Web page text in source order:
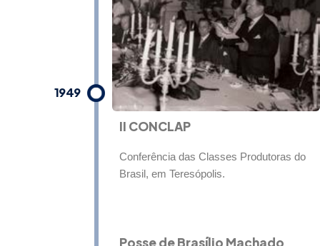
1949
II CONCLAP
Conferência das Classes Produtoras do
Brasil, em Teresópolis.
Posse de Brasílio Machado